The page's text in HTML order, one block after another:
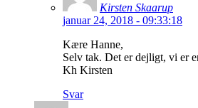
Kirsten Skaarup
januar 24, 2018 - 09:33:18
Kære Hanne,
Selv tak. Det er dejligt, vi er
Kh Kirsten
Svar